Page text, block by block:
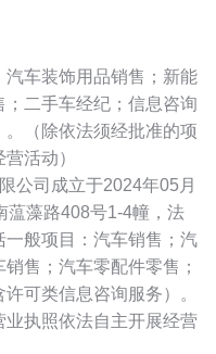
车装饰用品销售；新能
二手车经纪；信息咨询
（除依法须经批准的项
活动）
公司成立于2024年05月
蕰藻路408号1-4幢，法
般项目：汽车销售；汽
售；汽车零配件零售；
可类信息咨询服务）。
业执照依法自主开展经营